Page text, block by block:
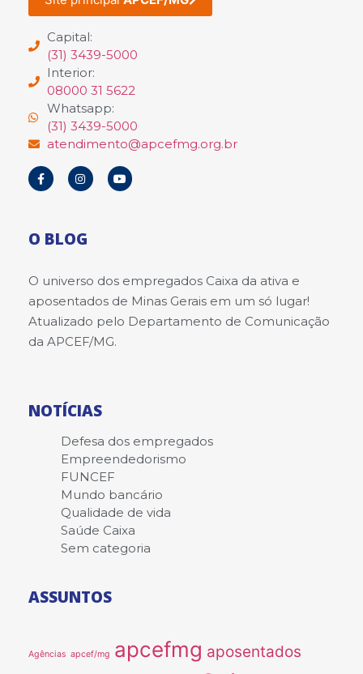
Capital:
(31) 3439-5000
Interior:
08000 31 5622
Whatsapp:
(31) 3439-5000
atendimento@apcefmg.org.br
O BLOG
O universo dos empregados Caixa da ativa e
aposentados de Minas Gerais em um só lugar!
Atualizado pelo Departamento de Comunicação
da APCEF/MG.
NOTÍCIAS
Defesa dos empregados
Empreendedorismo
FUNCEF
Mundo bancário
Qualidade de vida
Saúde Caixa
Sem categoria
ASSUNTOS
Agências apcef/mg apcefmg aposentados